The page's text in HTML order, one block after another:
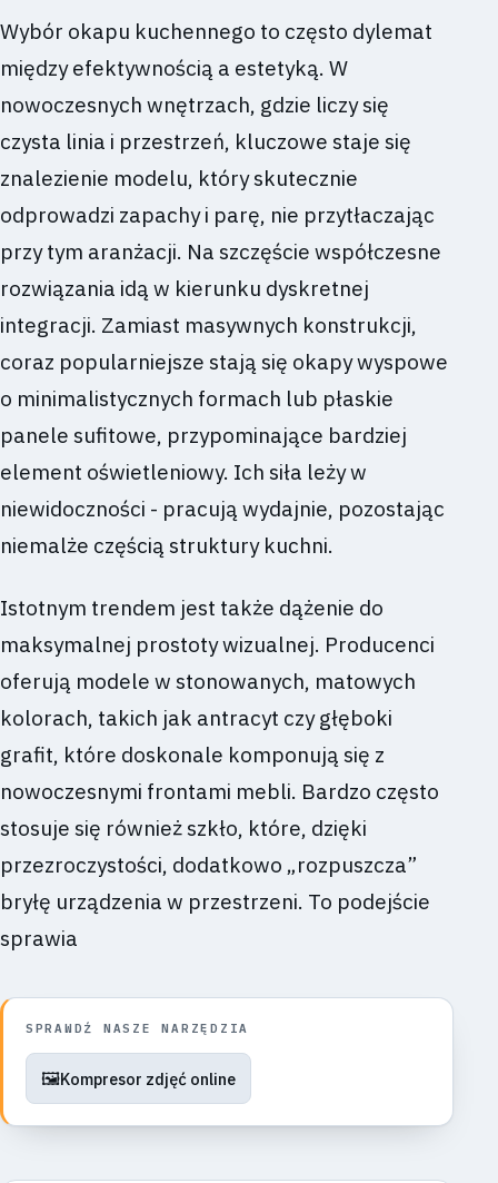
Wybór okapu kuchennego to często dylemat
między efektywnością a estetyką. W
nowoczesnych wnętrzach, gdzie liczy się
czysta linia i przestrzeń, kluczowe staje się
znalezienie modelu, który skutecznie
odprowadzi zapachy i parę, nie przytłaczając
przy tym aranżacji. Na szczęście współczesne
rozwiązania idą w kierunku dyskretnej
integracji. Zamiast masywnych konstrukcji,
coraz popularniejsze stają się okapy wyspowe
o minimalistycznych formach lub płaskie
panele sufitowe, przypominające bardziej
element oświetleniowy. Ich siła leży w
niewidoczności - pracują wydajnie, pozostając
niemalże częścią struktury kuchni.
Istotnym trendem jest także dążenie do
maksymalnej prostoty wizualnej. Producenci
oferują modele w stonowanych, matowych
kolorach, takich jak antracyt czy głęboki
grafit, które doskonale komponują się z
nowoczesnymi frontami mebli. Bardzo często
stosuje się również szkło, które, dzięki
przezroczystości, dodatkowo „rozpuszcza”
bryłę urządzenia w przestrzeni. To podejście
sprawia
SPRAWDŹ NASZE NARZĘDZIA
🖼️Kompresor zdjęć online